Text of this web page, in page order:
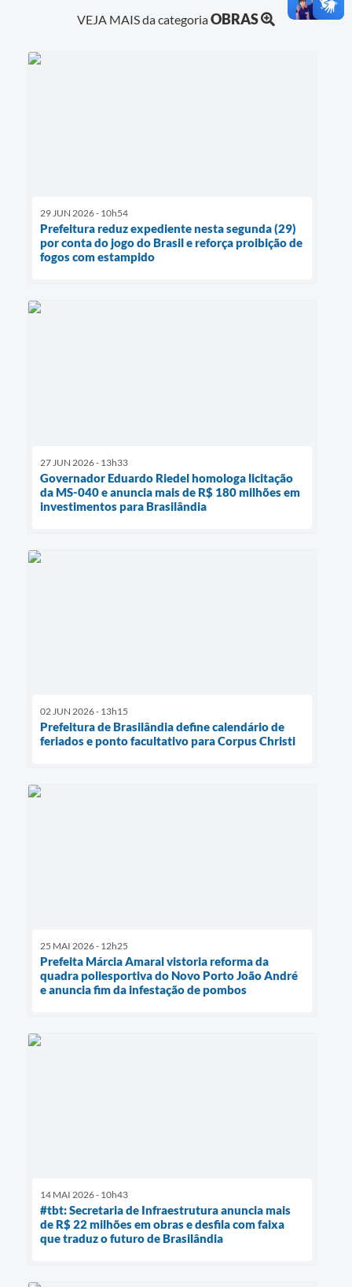
VEJA MAIS da categoriaOBRAS
29 JUN 2026 - 10h54
Prefeitura reduz expediente nesta segunda (29)
por conta do jogo do Brasil e reforça proibição de
fogos com estampido
27 JUN 2026 - 13h33
Governador Eduardo Riedel homologa licitação
da MS-040 e anuncia mais de R$ 180 milhões em
investimentos para Brasilândia
02 JUN 2026 - 13h15
Prefeitura de Brasilândia define calendário de
feriados e ponto facultativo para Corpus Christi
25 MAI 2026 - 12h25
Prefeita Márcia Amaral vistoria reforma da
quadra poliesportiva do Novo Porto João André
e anuncia fim da infestação de pombos
14 MAI 2026 - 10h43
#tbt: Secretaria de Infraestrutura anuncia mais
de R$ 22 milhões em obras e desfila com faixa
que traduz o futuro de Brasilândia